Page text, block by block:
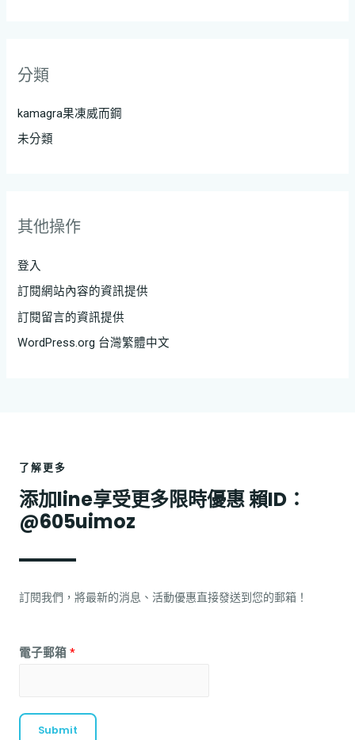
分類
kamagra果凍威而鋼
未分類
其他操作
登入
訂閱網站內容的資訊提供
訂閱留言的資訊提供
WordPress.org 台灣繁體中文
了解更多
添加line享受更多限時優惠 賴ID：
@605uimoz
訂閱我們，將最新的消息、活動優惠直接發送到您的郵箱！
電子郵箱 *
Submit